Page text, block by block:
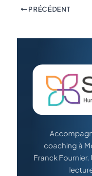
PRÉCÉDENT
coaching à
Franck